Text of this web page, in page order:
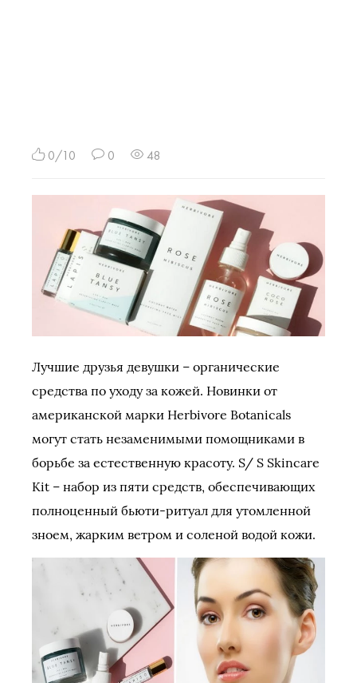
0/10 0 48
Лучшие друзья девушки – органические
средства по уходу за кожей. Новинки от
американской марки Herbivore Botanicals
могут стать незаменимыми помощниками в
борьбе за естественную красоту. S/ S Skincare
Kit – набор из пяти средств, обеспечивающих
полноценный бьюти-ритуал для утомленной
зноем, жарким ветром и соленой водой кожи.